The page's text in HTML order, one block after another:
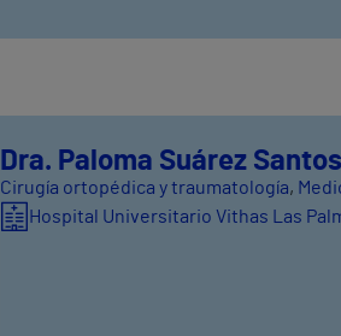
Dra. Paloma Suárez Santos
Cirugía ortopédica y traumatología,
Hospital Universitario Vithas Las